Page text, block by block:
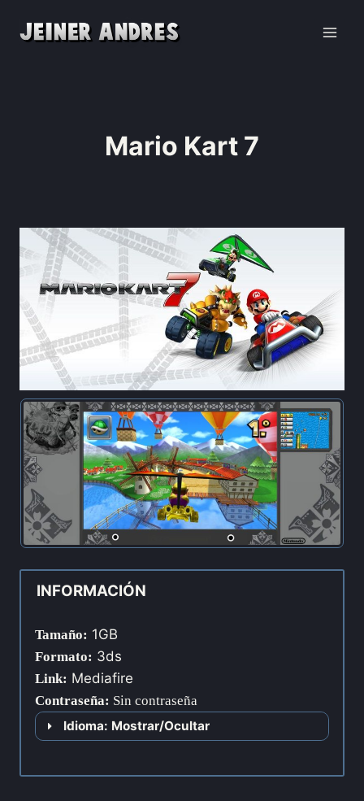
Mario Kart 7
INFORMACIÓN
Tamaño: 1GB
Formato: 3ds
Link: Mediafire
Contraseña: Sin contraseña
Idioma: Mostrar/Ocultar